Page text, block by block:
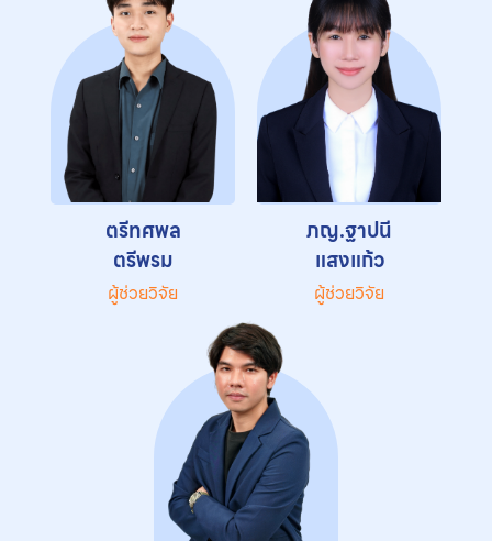
ตรีทศพล
ตรีพรม
ผู้ช่วยวิจัย
ภญ.ฐาปนี
แสงแก้ว
ผู้ช่วยวิจัย